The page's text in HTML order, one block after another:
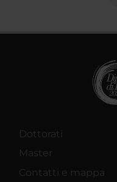
Dottorati
Master
Contatti e mappa